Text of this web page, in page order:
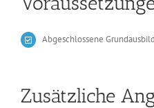
Abgeschlossene
Zusätzliche